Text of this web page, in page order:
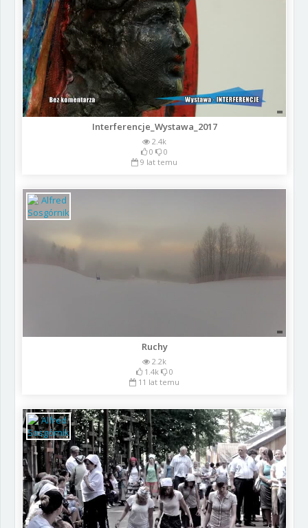
Interferencje_Wystawa_2017
2.4k
0
0
9 lat temu
Ruchy
2.2k
1.4k
0
11 lat temu